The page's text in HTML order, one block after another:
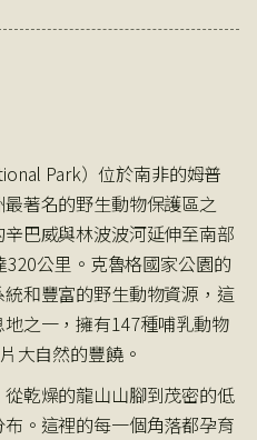
Park）位於南非的姆普
著名的野生動物保護區之
巴威與林波波河延伸至南部
公里。克魯格國家公園的
和豐富的野生動物資源，這
之一，擁有147種哺乳動物
大自然的豐饒。
乾燥的龍山山腳到茂密的低
。這裡的每一個角落都孕育